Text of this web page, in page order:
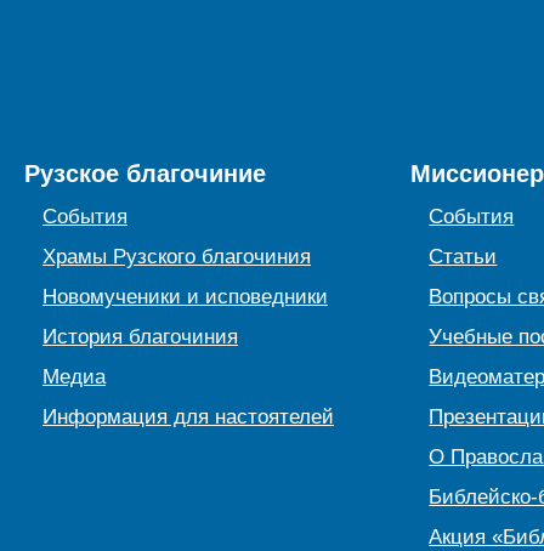
Рузское благочиние
События
Храмы Рузского благочиния
Новомученики и исповедники
История благочиния
Медиа
Информация для настоятелей
События
Статьи
Вопросы
Учебные
О
Библейско-
Акция